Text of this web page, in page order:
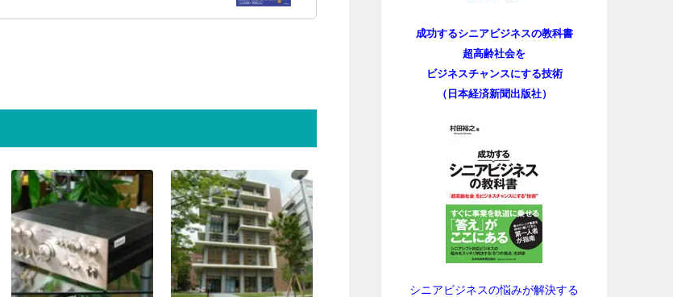
成功するシニアビジネスの教科書
超高齢社会を
ビジネスチャンスにする技術
（日本経済新聞出版社）
シニアビジネスの悩みが解決する